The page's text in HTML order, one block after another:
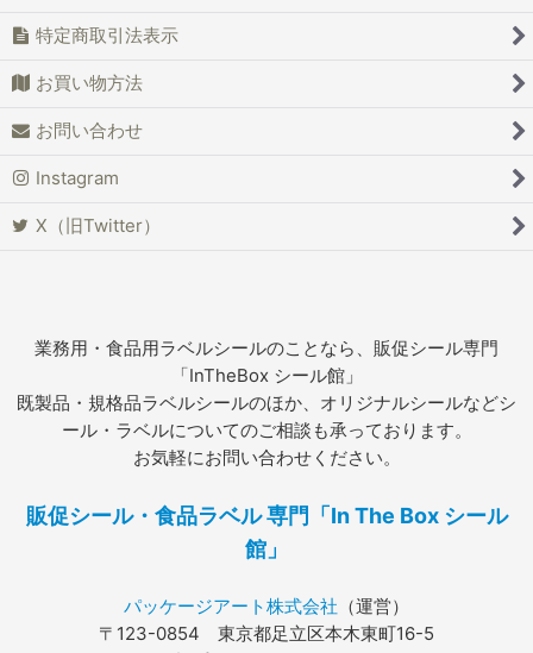
特定商取引法表示
お買い物方法
お問い合わせ
Instagram
X（旧Twitter）
業務用・食品用ラベルシールのことなら、販促シール専門
「InTheBox シール館」
既製品・規格品ラベルシールのほか、オリジナルシールなどシ
ール・ラベルについてのご相談も承っております。
お気軽にお問い合わせください。
販促シール・食品ラベル 専門「In The Box シール
館」
パッケージアート株式会社 （運営）
〒123-0854 東京都足立区本木東町16-5